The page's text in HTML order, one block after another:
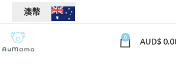
澳幣
0 AUD$